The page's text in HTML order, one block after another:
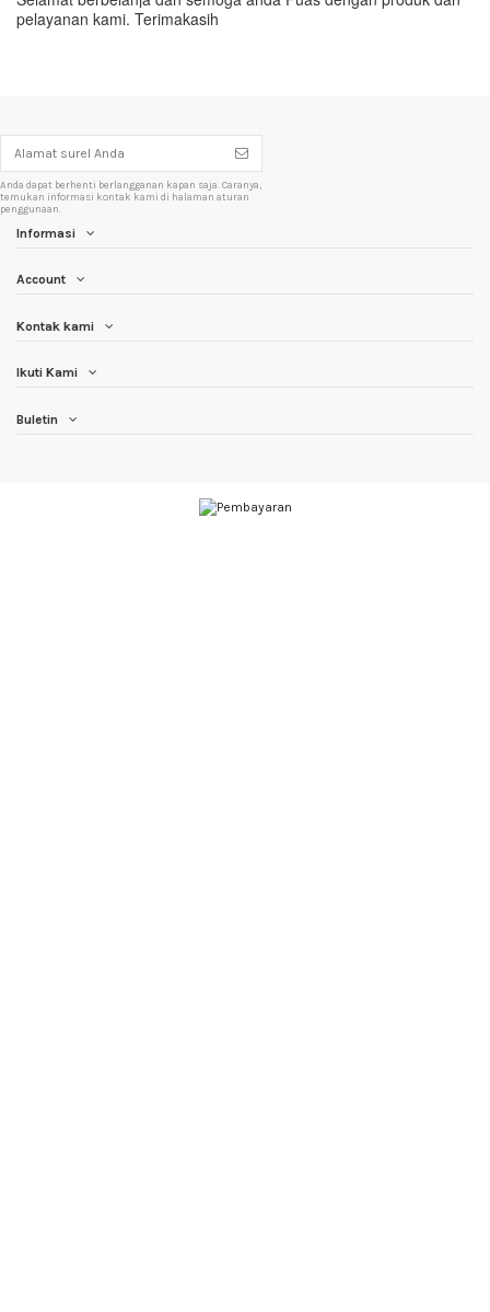
pelayanan kami. Terimakasih
Anda dapat berhenti berlangganan kapan saja. Caranya,
temukan informasi kontak kami di halaman aturan
penggunaan.
Informasi
Account
Kontak kami
Ikuti Kami
Buletin